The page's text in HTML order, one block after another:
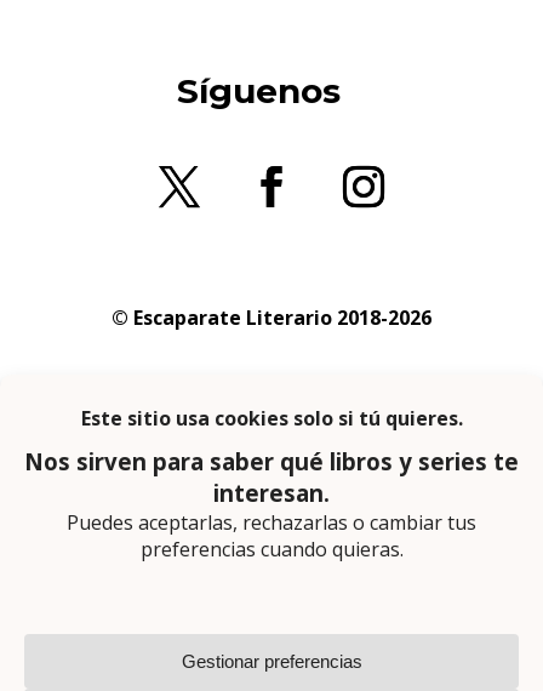
Síguenos
© Escaparate Literario 2018-2026
privacidad
En calidad de afiliado de Amazon obtengo
ingresos por las compras adscritas que